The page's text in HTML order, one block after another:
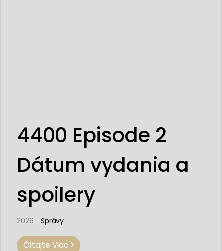
4400 Episode 2
Dátum vydania a
spoilery
2026 Správy
Čítajte Viac